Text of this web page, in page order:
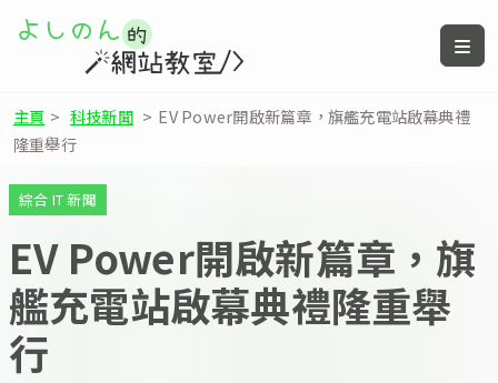
主頁 > 科技新聞 > EV Power開啟新篇章，旗艦充電站啟幕典禮
隆重舉行
綜合 IT 新聞
EV Power開啟新篇章，旗
艦充電站啟幕典禮隆重舉
行